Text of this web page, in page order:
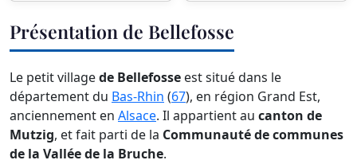
Présentation de Bellefosse
Le petit villagede Bellefosse est situé dans le
département du Bas-Rhin (67), en région Grand Est,
anciennement en Alsace. Il appartient au canton de
Mutzig, et fait parti de la Communauté de communes
de la Vallée de la Bruche.